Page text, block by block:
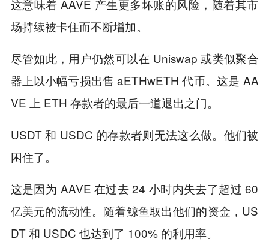
这意味着 AAVE 产生更多坏账的风险，随着其市
场持续被卡住而不断增加。
尽管如此，用户仍然可以在 Uniswap 或类似聚合
器上以小幅亏损出售 aETHwETH 代币。这是 AA
VE 上 ETH 存款者的最后一道退出之门。
USDT 和 USDC 的存款者则无法这么做。他们被
困住了。
这是因为 AAVE 在过去 24 小时内失去了超过 60
亿美元的流动性。随着鲸鱼取出他们的资金，US
DT 和 USDC 也达到了 100% 的利用率。